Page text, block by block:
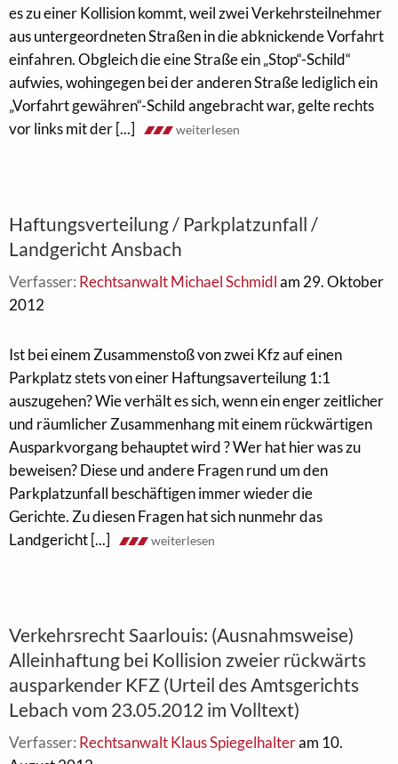
es zu einer Kollision kommt, weil zwei Verkehrsteilnehmer
aus untergeordneten Straßen in die abknickende Vorfahrt
einfahren. Obgleich die eine Straße ein „Stop“-Schild“
aufwies, wohingegen bei der anderen Straße lediglich ein
„Vorfahrt gewähren“-Schild angebracht war, gelte rechts
vor links mit der [...]
weiterlesen
Haftungsverteilung / Parkplatzunfall /
Landgericht Ansbach
Verfasser: Rechtsanwalt Michael Schmidlam 29. Oktober
2012
Ist bei einem Zusammenstoß von zwei Kfz auf einen
Parkplatz stets von einer Haftungsaverteilung 1:1
auszugehen? Wie verhält es sich, wenn ein enger zeitlicher
und räumlicher Zusammenhang mit einem rückwärtigen
Ausparkvorgang behauptet wird ? Wer hat hier was zu
beweisen? Diese und andere Fragen rund um den
Parkplatzunfall beschäftigen immer wieder die
Gerichte. Zu diesen Fragen hat sich nunmehr das
Landgericht [...]
weiterlesen
Verkehrsrecht Saarlouis: (Ausnahmsweise)
Alleinhaftung bei Kollision zweier rückwärts
ausparkender KFZ (Urteil des Amtsgerichts
Lebach vom 23.05.2012 im Volltext)
Verfasser: Rechtsanwalt Klaus Spiegelhalteram 10.